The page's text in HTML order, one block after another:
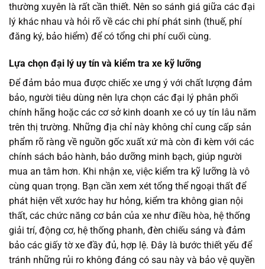
thường xuyên là rất cần thiết. Nên so sánh giá giữa các đại
lý khác nhau và hỏi rõ về các chi phí phát sinh (thuế, phí
đăng ký, bảo hiểm) để có tổng chi phí cuối cùng.
Lựa chọn đại lý uy tín và kiểm tra xe kỹ lưỡng
Để đảm bảo mua được chiếc xe ưng ý với chất lượng đảm
bảo, người tiêu dùng nên lựa chọn các đại lý phân phối
chính hãng hoặc các cơ sở kinh doanh xe có uy tín lâu năm
trên thị trường. Những địa chỉ này không chỉ cung cấp sản
phẩm rõ ràng về nguồn gốc xuất xứ mà còn đi kèm với các
chính sách bảo hành, bảo dưỡng minh bạch, giúp người
mua an tâm hơn. Khi nhận xe, việc kiểm tra kỹ lưỡng là vô
cùng quan trọng. Bạn cần xem xét tổng thể ngoại thất để
phát hiện vết xước hay hư hỏng, kiểm tra không gian nội
thất, các chức năng cơ bản của xe như điều hòa, hệ thống
giải trí, động cơ, hệ thống phanh, đèn chiếu sáng và đảm
bảo các giấy tờ xe đầy đủ, hợp lệ. Đây là bước thiết yếu để
tránh những rủi ro không đáng có sau này và bảo vệ quyền